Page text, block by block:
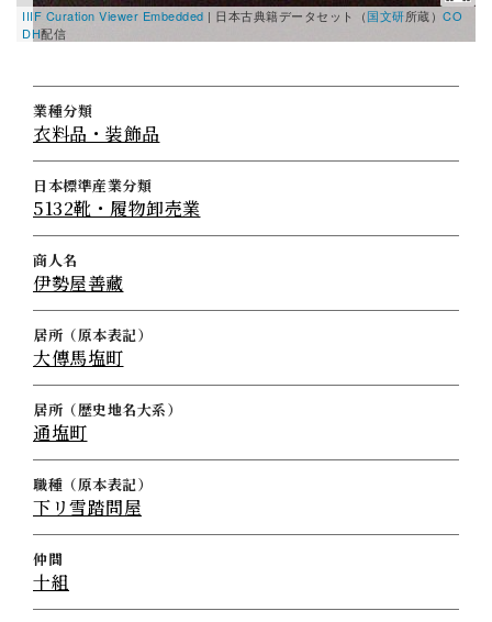
IIIF Curation Viewer Embedded | 日本古典籍データセット（国文研所蔵） CO
DH配信
業種分類
衣料品・装飾品
日本標準産業分類
5132靴・履物卸売業
商人名
伊勢屋善藏
居所（原本表記）
大傳馬塩町
居所（歴史地名大系）
通塩町
職種（原本表記）
下リ雪踏問屋
仲間
十組